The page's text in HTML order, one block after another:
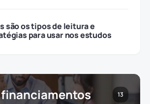
são os tipos de leitura e
para usar nos estudos
financiamentos 13